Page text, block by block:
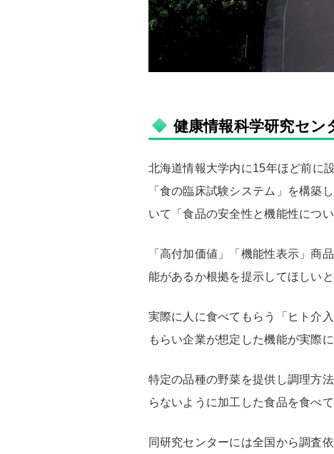
健康情報科学研究セン
北海道情報大学内に15年ほど前に
「食の臨床試験システム」を構築
いて「食品の安全性と機能性につ
「高付加価値」「機能性表示」商
能があるか根拠を提示してほしい
実際に人に食べてもらう「ヒト介
もらい企業が想定した機能が実際
特定の品種の野菜を提供し調理方
らないように加工した食品を食べ
同研究センターには全国から調査